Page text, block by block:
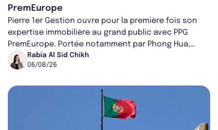
PremEurope
Pierre 1er Gestion ouvre pour la première fois son
expertise immobilière au grand public avec PPG
PremEurope. Portée notamment par Phong Hua,
ancien directeur des investissements d...
Rabia Al Sid Chikh
06/08/26